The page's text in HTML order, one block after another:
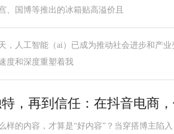
、国博等推出的冰箱贴高溢价且
，人工智能（ai）已成为推动社会进步和产
度和深度重塑着我
，再到信任：在抖音电商
样的内容，才算是“好内容”？当穿搭博主陷